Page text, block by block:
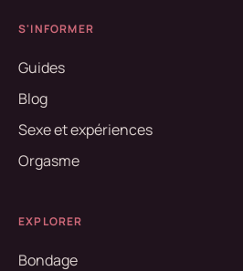
S'INFORMER
Guides
Blog
Sexe et expériences
Orgasme
EXPLORER
Bondage